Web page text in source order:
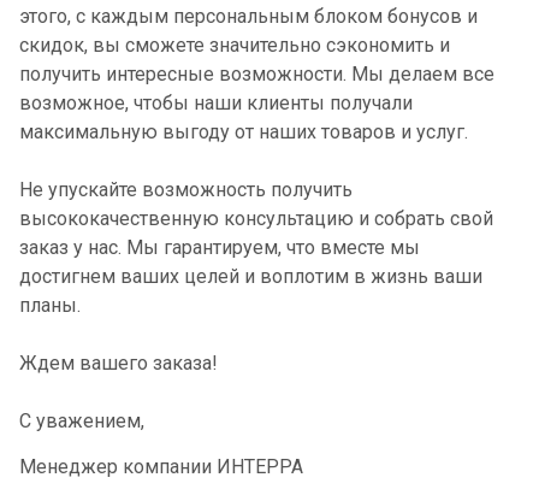
этого, с каждым персональным блоком бонусов и
скидок, вы сможете значительно сэкономить и
получить интересные возможности. Мы делаем все
возможное, чтобы наши клиенты получали
максимальную выгоду от наших товаров и услуг.
Не упускайте возможность получить
высококачественную консультацию и собрать свой
заказ у нас. Мы гарантируем, что вместе мы
достигнем ваших целей и воплотим в жизнь ваши
планы.
Ждем вашего заказа!
С уважением,
Менеджер компании ИНТЕРРА